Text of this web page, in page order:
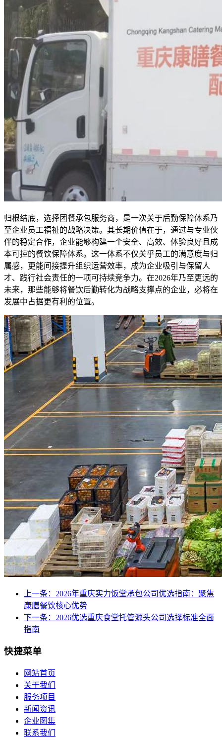
归根结底，选择团餐承包服务商，是一次关于后勤保障体系乃
至企业员工福祉的战略决策。其长期价值在于，通过与专业伙
伴的稳定合作，企业能够构建一个安全、高效、体验良好且成
本可控的餐饮保障体系。这一体系不仅关乎员工的满意度与归
属感，更能间接提升组织运营效率，成为企业吸引与保留人
才、践行社会责任的一项可持续竞争力。在2026年乃至更远的
未来，那些能够将餐饮后勤转化为战略支撑点的企业，必将在
发展中占据更有利的位置。
上一条：2026年重庆实力饭堂承包公司优选指南：聚焦
康膳餐饮核心优势
下一条：2026优选重庆食堂托管源头公司选择标准全面
指南
快捷菜单
网站首页
关于我们
服务项目
新闻资讯
企业图集
联系我们